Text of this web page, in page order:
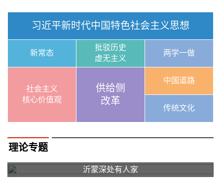
习近平新时代中国特色社会主义思想
新常态
批驳历史
虚无主义
两学一做
社会主义
核心价值观
供给侧
改革
中国道路
传统文化
理论专题
沂蒙深处有人家